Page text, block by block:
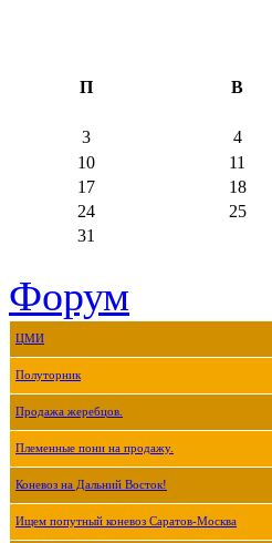
П В
3 4
10
11
17
18
24
25
31
Форум
ЦМИ
Полуторник
Продажа жеребцов.
Племенные пони на продажу.
Коневоз на Дальний Восток!
Ищем попутный коневоз Саратов-Москва